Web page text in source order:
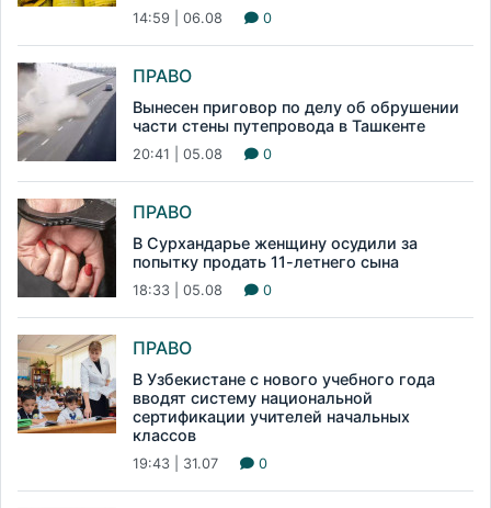
14:59 | 06.08 0
ПРАВО
Вынесен приговор по делу об обрушении
части стены путепровода в Ташкенте
20:41 | 05.08 0
ПРАВО
В Сурхандарье женщину осудили за
попытку продать 11-летнего сына
18:33 | 05.08 0
ПРАВО
В Узбекистане с нового учебного года
вводят систему национальной
сертификации учителей начальных
классов
19:43 | 31.07 0